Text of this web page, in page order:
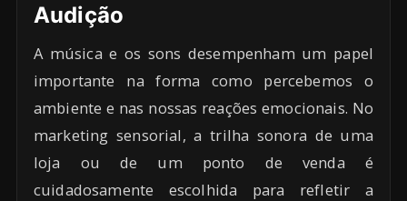
Audição
A música e os sons desempenham um papel
importante na forma como percebemos o
ambiente e nas nossas reações emocionais. No
marketing sensorial, a trilha sonora de uma
loja ou de um ponto de venda é
cuidadosamente escolhida para refletir a